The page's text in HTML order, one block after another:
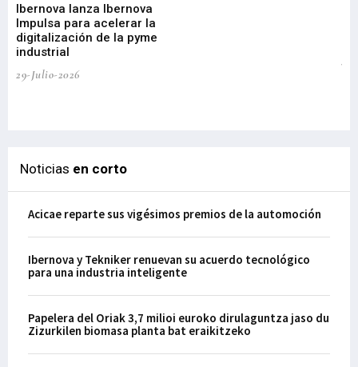
Ibernova lanza Ibernova
Impulsa para acelerar la
digitalización de la pyme
industrial
29-Julio-2026
Noticias en corto
Acicae reparte sus vigésimos premios de la automoción
Ibernova y Tekniker renuevan su acuerdo tecnológico
para una industria inteligente
Papelera del Oriak 3,7 milioi euroko dirulaguntza jaso du
Zizurkilen biomasa planta bat eraikitzeko